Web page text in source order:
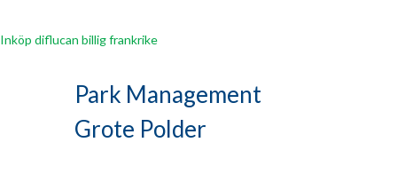
Inköp diflucan billig frankrike
Park Management
Grote Polder